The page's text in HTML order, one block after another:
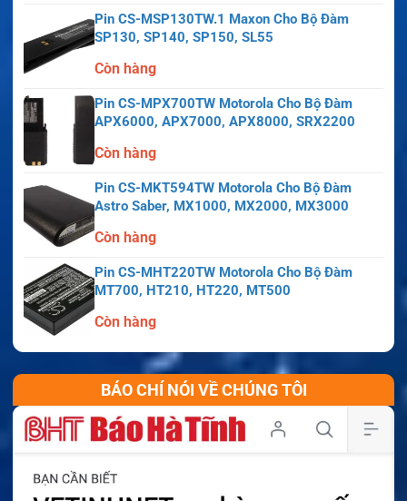
Pin CS-MSP130TW.1 Maxon Cho Bộ Đàm
SP130, SP140, SP150, SL55
Còn hàng
Pin CS-MPX700TW Motorola Cho Bộ Đàm
APX6000, APX7000, APX8000, SRX2200
Còn hàng
Pin CS-MKT594TW Motorola Cho Bộ Đàm
Astro Saber, MX1000, MX2000, MX3000
Còn hàng
Pin CS-MHT220TW Motorola Cho Bộ Đàm
MT700, HT210, HT220, MT500
Còn hàng
BÁO CHÍ NÓI VỀ CHÚNG TÔI